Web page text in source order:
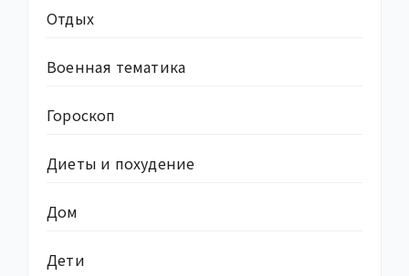
Отдых
Военная тематика
Гороскоп
Диеты и похудение
Дом
Дети